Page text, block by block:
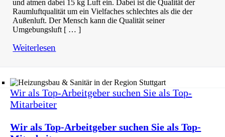
und atmen dabei 15 kg Luft ein. Dabei ist die Qualität der
Raumluftqualität um ein Vielfaches schlechtes als die der
Außenluft. Der Mensch kann die Qualität seiner
Umgebungsluft [ … ]
Weiterlesen
Wir als Top-Arbeitgeber suchen Sie als Top-
Mitarbeiter
Wir als Top-Arbeitgeber suchen Sie als Top-